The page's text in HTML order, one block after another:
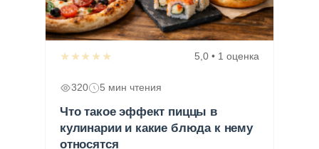
★★★★★ 5,0 • 1 оценка
320 5 мин чтения
Что такое эффект пиццы в
кулинарии и какие блюда к нему
относятся